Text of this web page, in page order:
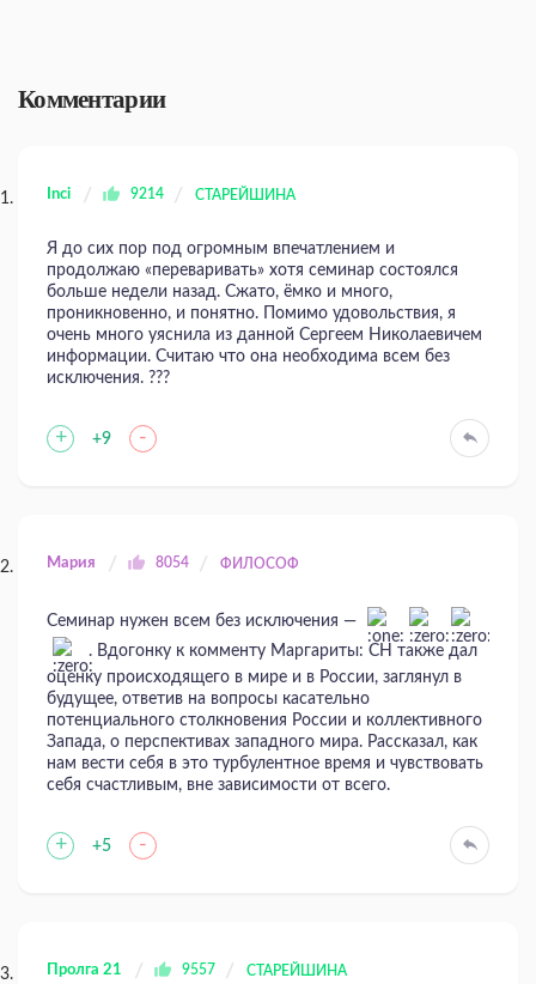
Комментарии
Inci 9214 СТАРЕЙШИНА
Я до сих пор под огромным впечатлением и
продолжаю «переваривать» хотя семинар состоялся
больше недели назад. Сжато, ёмко и много,
проникновенно, и понятно. Помимо удовольствия, я
очень много уяснила из данной Сергеем Николаевичем
информации. Считаю что она необходима всем без
исключения. ???
+ +9 -
Мария 8054 ФИЛОСОФ
Семинар нужен всем без исключения —
. Вдогонку к комменту Маргариты: СН также дал
оценку происходящего в мире и в России, заглянул в
будущее, ответив на вопросы касательно
потенциального столкновения России и коллективного
Запада, о перспективах западного мира. Рассказал, как
нам вести себя в это турбулентное время и чувствовать
себя счастливым, вне зависимости от всего.
+ +5 -
Пролга 21 9557 СТАРЕЙШИНА